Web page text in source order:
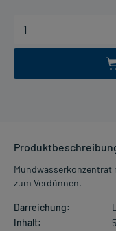
Mundwasserkonzentrat
zum Verdünnen.
Darreichung:
Inhalt: